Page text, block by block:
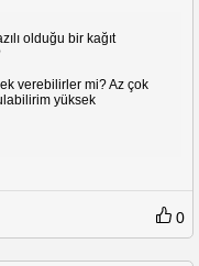
olduğu bir kağıt
verebilirler mi? Az çok
yüksek
0